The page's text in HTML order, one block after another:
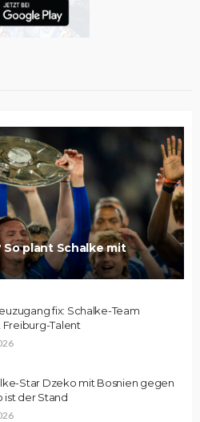
plant Schalke mit
fix: Schalke-Team
Talent
Star Dzeko mit Bosnien gegen
ist der Stand